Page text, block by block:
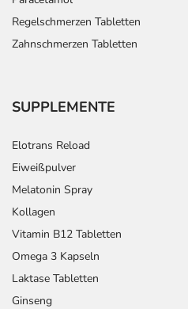
Regelschmerzen Tabletten
Zahnschmerzen Tabletten
SUPPLEMENTE
Elotrans Reload
Eiweißpulver
Melatonin Spray
Kollagen
Vitamin B12 Tabletten
Omega 3 Kapseln
Laktase Tabletten
Ginseng